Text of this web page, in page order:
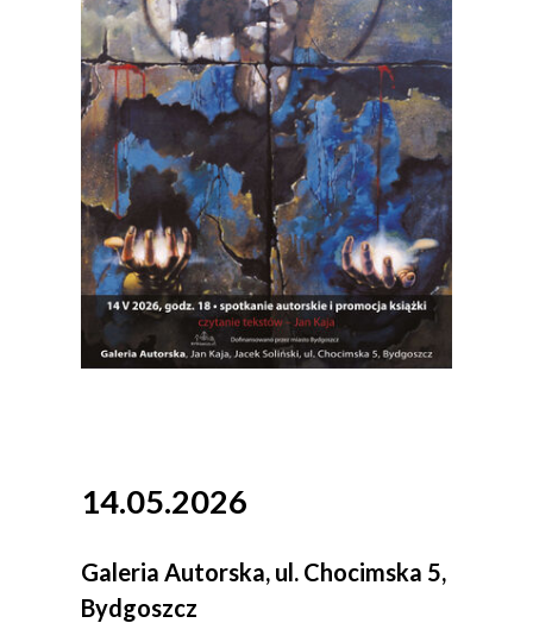
14.05.2026
Galeria Autorska, ul. Chocimska 5,
Bydgoszcz